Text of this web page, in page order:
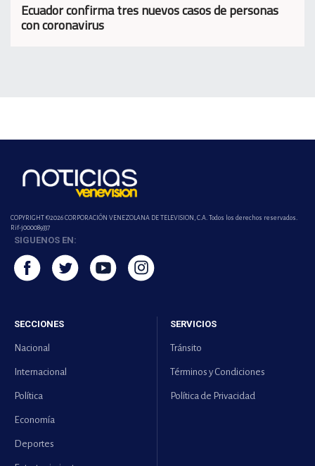
Ecuador confirma tres nuevos casos de personas
con coronavirus
COPYRIGHT ©2026 CORPORACIÓN VENEZOLANA DE TELEVISION, C.A. Todos los derechos reservados.
Rif-j000089337
SIGUENOS EN:
SECCIONES
Nacional
Internacional
Política
Economía
Deportes
SERVICIOS
Tránsito
Términos y Condiciones
Política de Privacidad